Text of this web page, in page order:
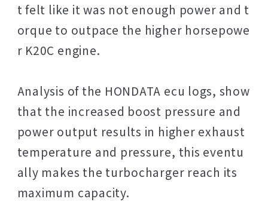
t felt like it was not enough power and t
orque to outpace the higher horsepowe
r K20C engine.
Analysis of the HONDATA ecu logs, show
that the increased boost pressure and
power output results in higher exhaust
temperature and pressure, this eventu
ally makes the turbocharger reach its
maximum capacity.